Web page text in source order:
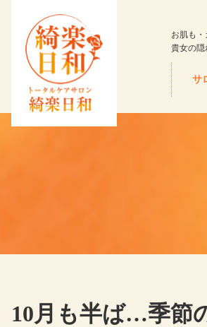
お肌も
貴女の隠
サ
10月も半ば…季節